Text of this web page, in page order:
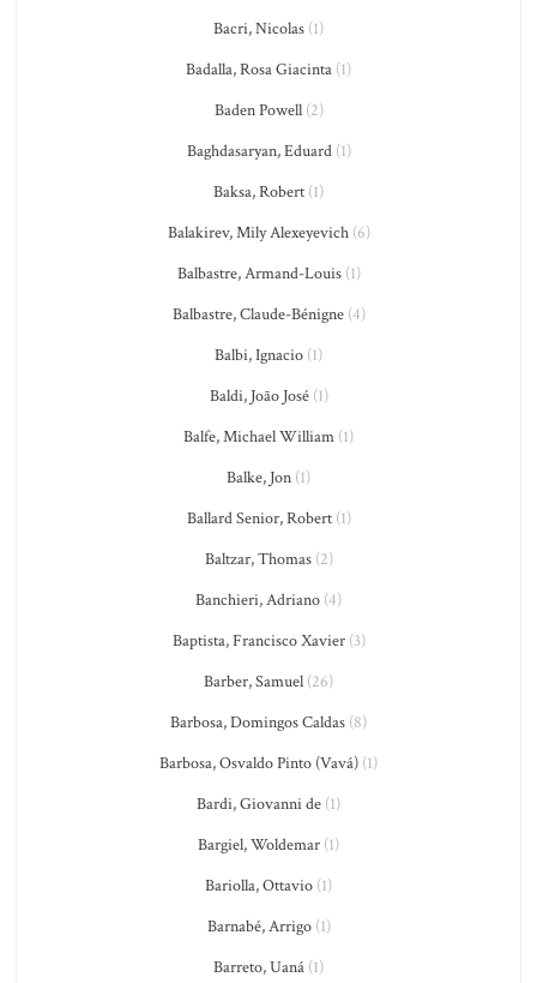
Bacri, Nicolas (1)
Badalla, Rosa Giacinta (1)
Baden Powell(2)
Baghdasaryan, Eduard(1)
Baksa, Robert (1)
Balakirev, Mily Alexeyevich(6)
Balbastre, Armand-Louis(1)
Balbastre, Claude-Bénigne(4)
Balbi, Ignacio (1)
Baldi, João José(1)
Balfe, Michael William (1)
Balke, Jon (1)
Ballard Senior, Robert(1)
Baltzar, Thomas(2)
Banchieri, Adriano (4)
Baptista, Francisco Xavier(3)
Barber, Samuel (26)
Barbosa, Domingos Caldas (8)
Barbosa, Osvaldo Pinto (Vavá) (1)
Bardi, Giovanni de (1)
Bargiel, Woldemar (1)
Bariolla, Ottavio (1)
Barnabé, Arrigo(1)
Barreto, Uaná (1)